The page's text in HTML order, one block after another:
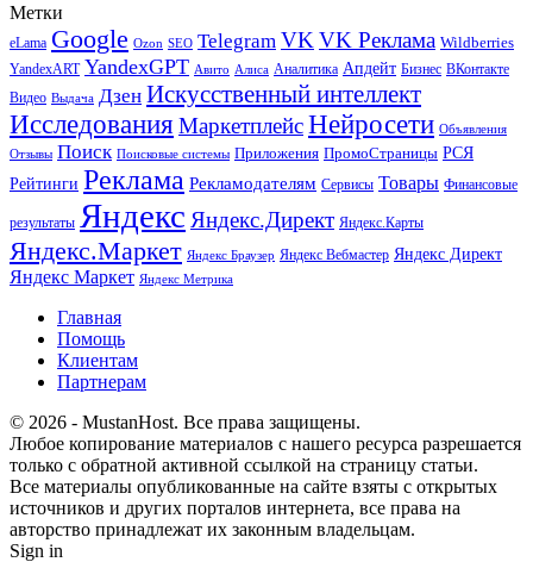
Метки
eLama Google Ozon SEO Telegram VK VK Реклама Wildberries
YandexART YandexGPT Авито Алиса Аналитика Апдейт Бизнес ВКонтакте
Видео Выдача Дзен Искусственный интеллект
Исследования МаркетплейсНейросети Объявления
Отзывы Поиск Поисковые системы Приложения ПромоСтраницы РСЯ
Рейтинги Реклама Рекламодателям Сервисы Товары Финансовые
результаты Яндекс Яндекс.Директ Яндекс.Карты
Яндекс.Маркет Яндекс Браузер Яндекс Вебмастер Яндекс Директ
Яндекс Маркет Яндекс Метрика
Главная
Помощь
Клиентам
Партнерам
© 2026 - MustanHost. Все права защищены.
Любое копирование материалов с нашего ресурса разрешается
только с обратной активной ссылкой на страницу статьи.
Все материалы опубликованные на сайте взяты с открытых
источников и других порталов интернета, все права на
авторство принадлежат их законным владельцам.
Sign in